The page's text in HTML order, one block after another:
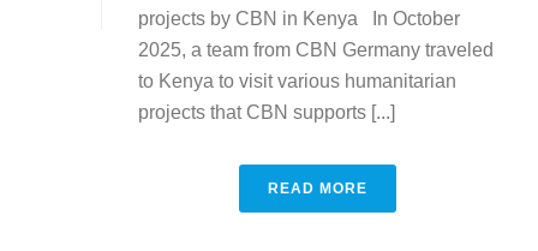
projects by CBN in Kenya In October
2025, a team from CBN Germany traveled
to Kenya to visit various humanitarian
projects that CBN supports [...]
READ MORE